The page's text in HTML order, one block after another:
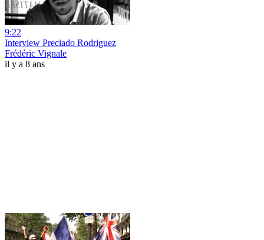
9:22
Interview Preciado Rodriguez
Frédéric Vignale
il y a 8 ans